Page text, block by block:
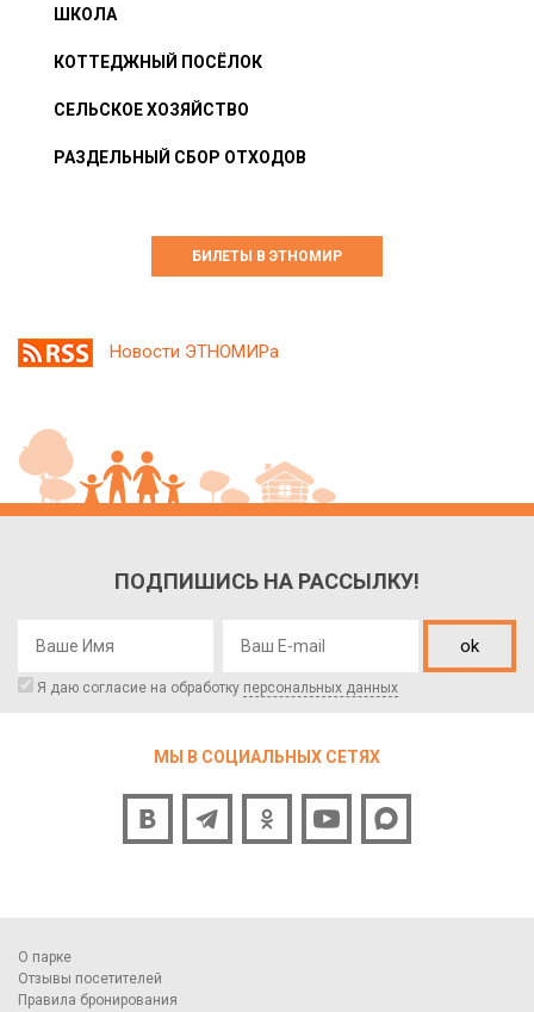
ШКОЛА
КОТТЕДЖНЫЙ ПОСЁЛОК
СЕЛЬСКОЕ ХОЗЯЙСТВО
РАЗДЕЛЬНЫЙ СБОР ОТХОДОВ
БИЛЕТЫ В ЭТНОМИР
Новости ЭТНОМИРа
ПОДПИШИСЬ НА РАССЫЛКУ!
ok
Я даю согласие на обработку персональных данных
МЫ В СОЦИАЛЬНЫХ СЕТЯХ
О парке
Отзывы посетителей
Правила бронирования